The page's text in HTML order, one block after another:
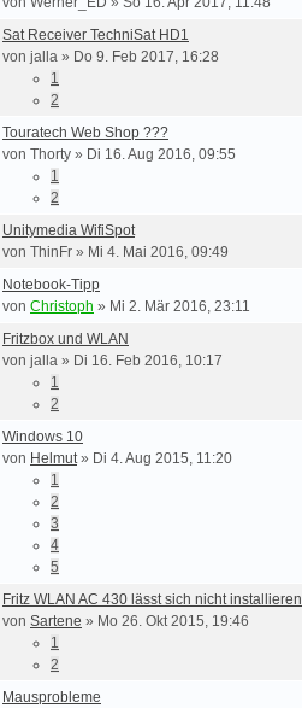
Sat Receiver TechniSat HD1
von jalla » Do 9. Feb 2017, 16:28
1
2
Touratech Web Shop ???
von Thorty » Di 16. Aug 2016, 09:55
1
2
Unitymedia WifiSpot
von ThinFr » Mi 4. Mai 2016, 09:49
Notebook-Tipp
von Christoph » Mi 2. Mär 2016, 23:11
Fritzbox und WLAN
von jalla » Di 16. Feb 2016, 10:17
1
2
Windows 10
von Helmut » Di 4. Aug 2015, 11:20
1
2
3
4
5
Fritz WLAN AC 430 lässt sich nicht installieren
von Sartene » Mo 26. Okt 2015, 19:46
1
2
Mausprobleme